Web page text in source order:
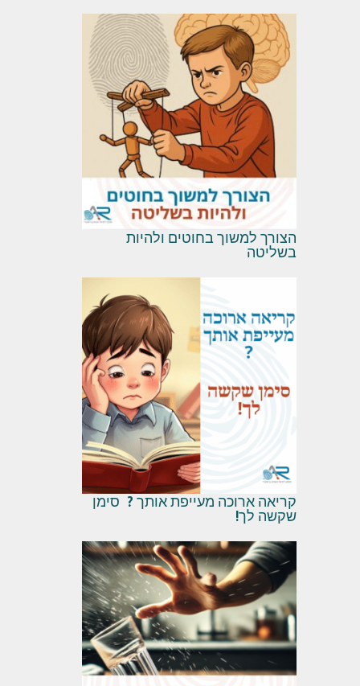
הצורך למשוך בחוטים ולהיות
בשליטה
קריאה ארוכה מעייפת אותך ? סימן
שקשה לך!